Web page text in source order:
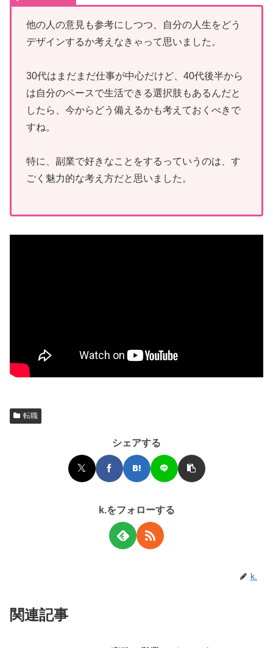
他の人の意見も参考にしつつ、自分の人生をどう
デザインするか考えなきゃって思いました。
30代はまだまだ仕事が中心だけど、40代後半から
は自分のペースで生活できる選択肢もあるんだと
したら、今からどう備えるかも考えておくべきで
すね。
特に、副業で好きなことをするっていうのは、す
ごく魅力的な考え方だと思いました。
転職
シェアする
k.をフォローする
k.
関連記事